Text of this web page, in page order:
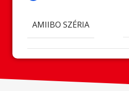
AMIIBO SZÉRIA